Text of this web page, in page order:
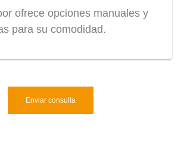
ofrece opciones manuales y
para su comodidad.
Enviar consulta